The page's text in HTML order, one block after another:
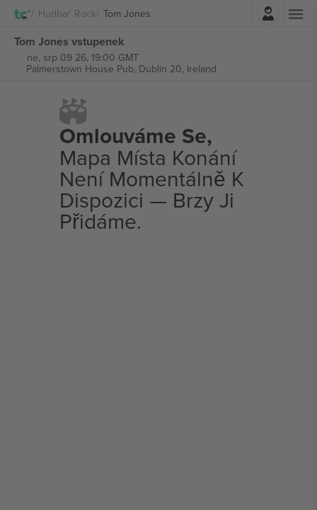
Hudba Rock Tom Jones
Tom Jones vstupenek
ne, srp 09 26, 19:00 GMT
Palmerstown House Pub, Dublin 20, Ireland
Omlouváme Se,
Mapa Místa Konání
Není Momentálně K
Dispozici — Brzy Ji
Přidáme.